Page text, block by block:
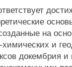
на
химических и
докембрия и